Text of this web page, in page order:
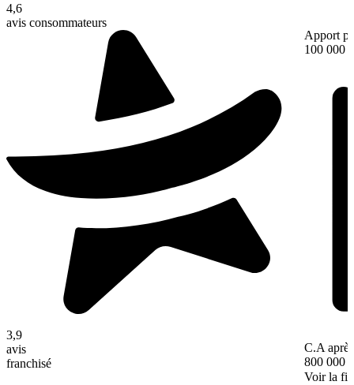
4,6
avis consommateurs
3,9
avis
franchisé
Apport
100 000 €
C.A
800 000 €
Voir la